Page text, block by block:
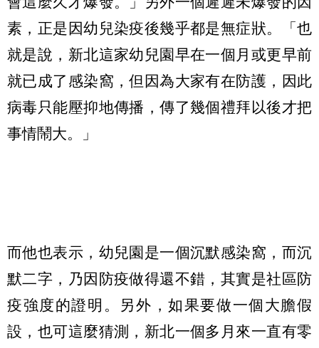
素，正是因幼兒染疫後幾乎都是無症狀。「也
就是說，新北這家幼兒園早在一個月或更早前
就已成了感染窩，但因為大家有在防護，因此
病毒只能壓抑地傳播，傳了幾個禮拜以後才把
事情鬧大。」
而他也表示，幼兒園是一個沉默感染窩，而沉
默二字，乃因防疫做得還不錯，其實是社區防
疫強度的證明。另外，如果要做一個大膽假
設，也可這麼猜測，新北一個多月來一直有零